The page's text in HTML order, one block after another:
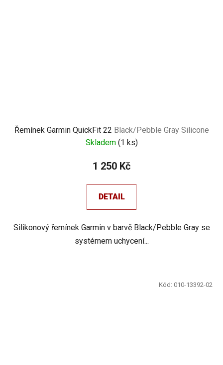
Řemínek Garmin QuickFit 22 Black/Pebble Gray Silicone
Skladem (1 ks)
1 250 Kč
DETAIL
Silikonový řemínek Garmin v barvě Black/Pebble Gray se
systémem uchycení...
Kód: 010-13392-02